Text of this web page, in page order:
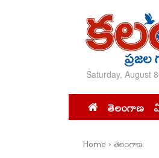
Saturday, August
తెలంగాణ
Home తెలంగాణ